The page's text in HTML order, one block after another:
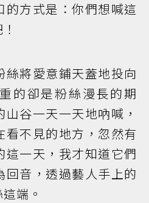
的方式是：你們想喊這
絲將愛意鋪天蓋地投向
的卻是粉絲漫長的期
谷一天一天地吶喊，
看不見的地方，忽然有
這一天，我才知道它們
音，透過藝人手上的
端。